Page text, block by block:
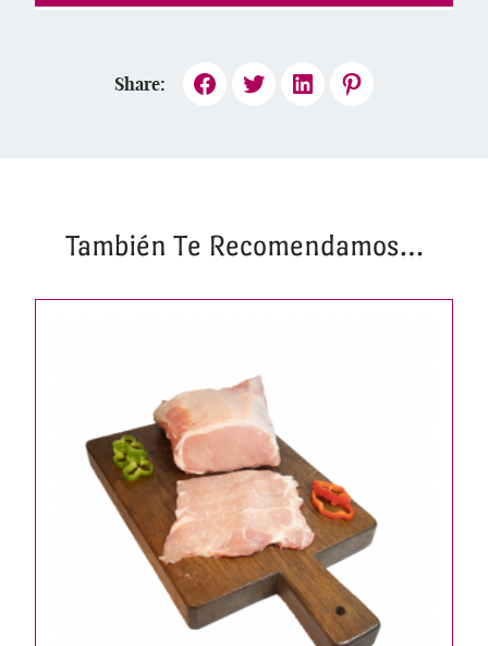
Share:
También Te Recomendamos…